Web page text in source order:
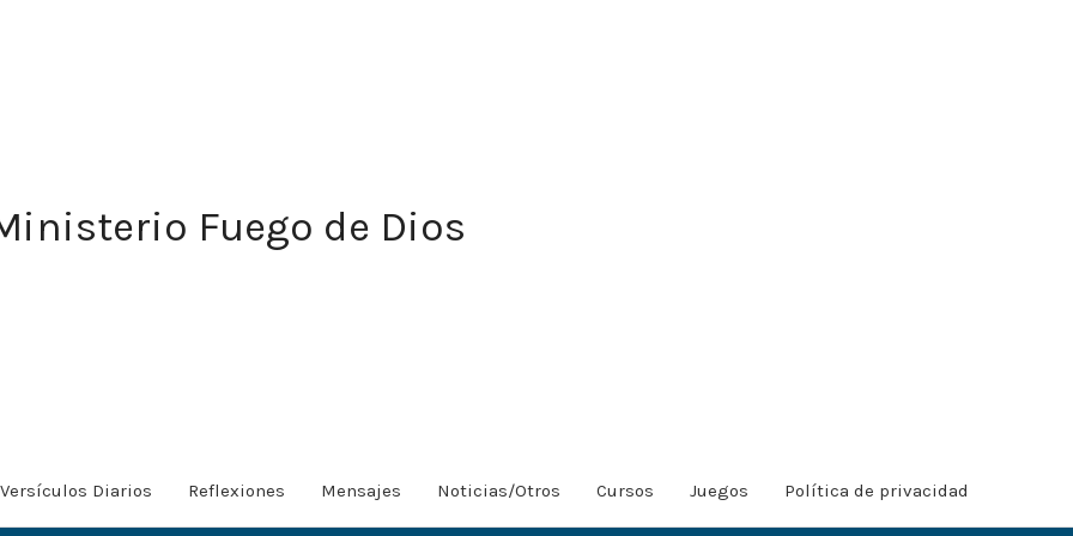
Fuego de Dios
Versículos Diarios Reflexiones Mensajes Noticias/Otros Cursos Juegos Política de privacidad